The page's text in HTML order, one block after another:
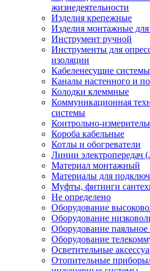
жизнедеятельности
Изделия крепежные
Изделия монтажные
Инструмент ручной
Инструменты для
изоляции
Кабеленесущие системы
Каналы настенного и
Колодки клеммные
Коммуникационная
системы
Контрольно-
Короба кабельные
Котлы и обогреватели
Линии электропередач
Материал монтажный
Материалы для
Муфты, фитинги
Не определено
Оборудование
Оборудование
Оборудование паяльное
Оборудование
Осветительные
Отопительные